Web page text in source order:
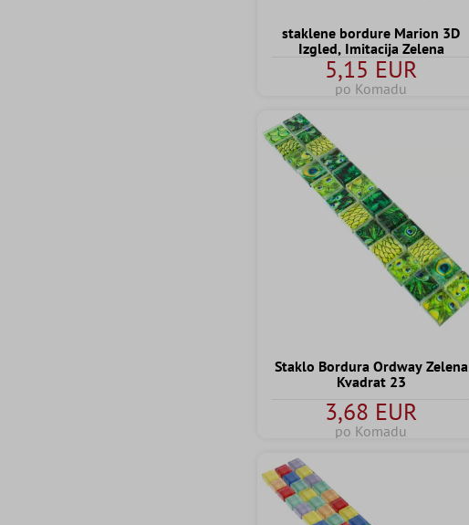
staklene bordure Marion 3D
Izgled, Imitacija Zelena
5,15 EUR
po Komadu
Staklo Bordura Ordway Zelena
Kvadrat 23
3,68 EUR
po Komadu